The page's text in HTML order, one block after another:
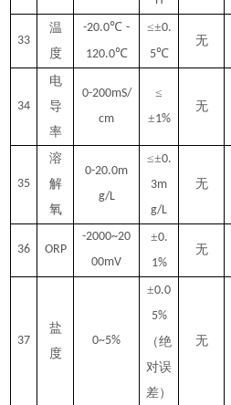
33
温
度
-20.0℃-
120.0℃
≤±0.
5℃
无
34
电
导
率
0-200mS/
cm
≤
±1%
无
35
溶
解
氧
0-20.0m
g/L
≤±0.
3m
g/L
无
36 ORP
-2000~20
00mV
±0.
1%
无
37
盐
度
0~5%
±0.0
5%
（绝
对误
差）
无